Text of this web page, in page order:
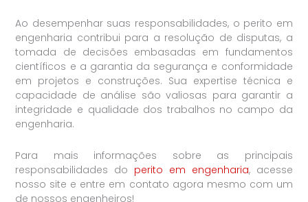
Ao desempenhar suas responsabilidades, o perito em
engenharia contribui para a resolução de disputas, a
tomada de decisões embasadas em fundamentos
científicos e a garantia da segurança e conformidade
em projetos e construções. Sua expertise técnica e
capacidade de análise são valiosas para garantir a
integridade e qualidade dos trabalhos no campo da
engenharia.
Para mais informações sobre as principais
responsabilidades do perito em engenharia, acesse
nosso site e entre em contato agora mesmo com um
de nossos engenheiros!